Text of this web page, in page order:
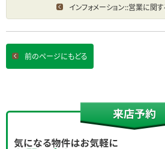
アパート・マンションを探す
インフォメーション::営業に関
前のページにもどる